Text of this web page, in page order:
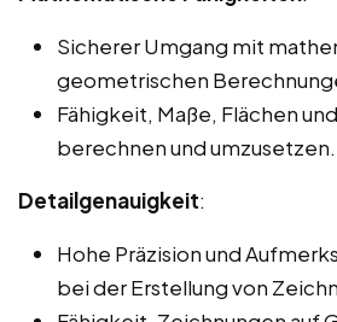
Sicherer Umgang mit
geometrischen
Fähigkeit, Maße, Flächen
berechnen und umzusetzen.
Detailgenauigkeit:
Hohe Präzision und
bei der Erstellung von